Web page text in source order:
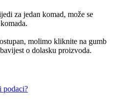
za jedan komad, može se
molimo kliknite na gumb
o dolasku proizvoda.
podaci?